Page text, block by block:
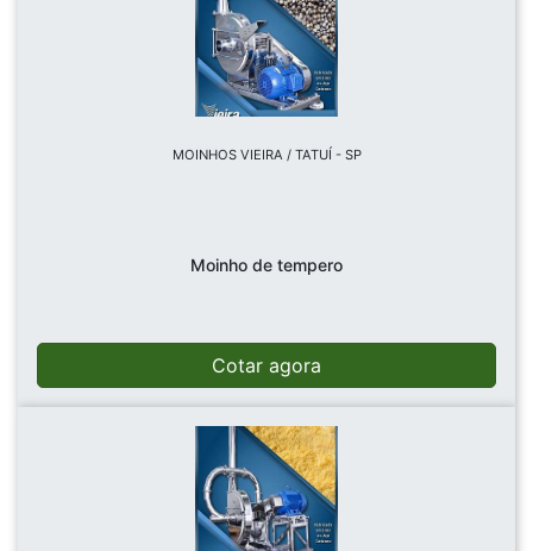
MOINHOS VIEIRA / TATUÍ - SP
Moinho de tempero
Cotar agora